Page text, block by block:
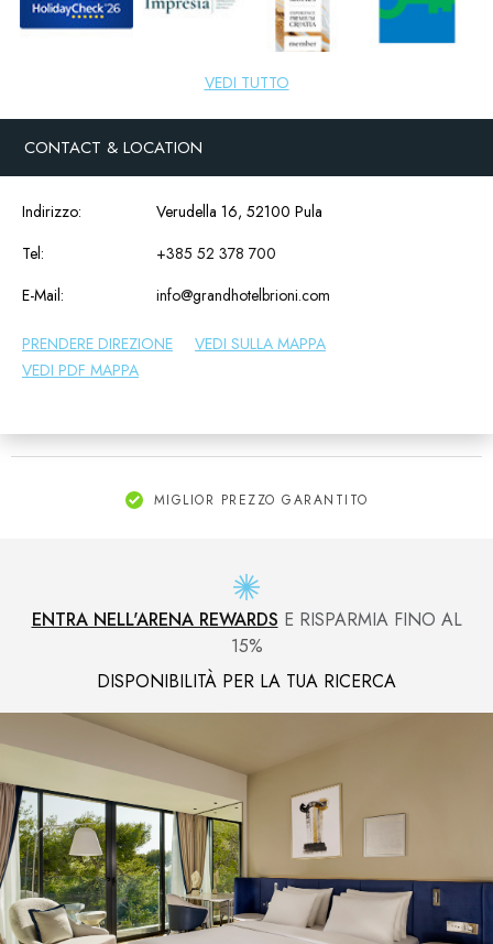
VEDI TUTTO
CONTACT & LOCATION
Indirizzo:
Verudella 16, 52100 Pula
Tel:
+385 52 378 700
E-Mail:
info@grandhotelbrioni.com
PRENDERE DIREZIONE
VEDI SULLA MAPPA
VEDI PDF MAPPA
MIGLIOR PREZZO GARANTITO
ENTRA NELL'ARENA REWARDS E RISPARMIA FINO AL
15%
DISPONIBILITÀ PER LA TUA RICERCA